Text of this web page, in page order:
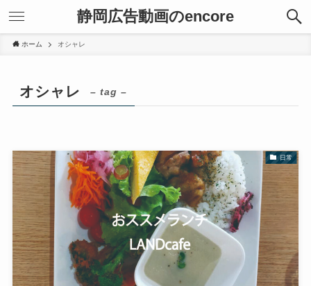
静岡広告動画のencore
ホーム オシャレ
オシャレ – tag –
日常